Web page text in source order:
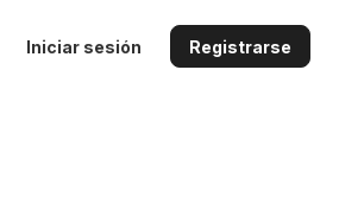
Iniciar sesión Registrarse